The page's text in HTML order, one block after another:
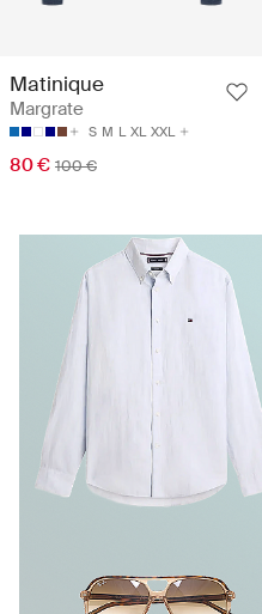
Matinique
Margrate
S M L XL XXL
80 € 100 €